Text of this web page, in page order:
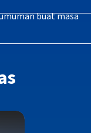
buat masa